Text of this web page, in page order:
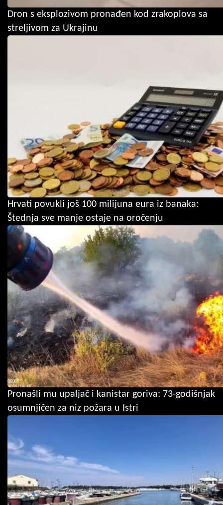
Dron s eksplozivom pronađen kod zrakoplova sa
streljivom za Ukrajinu
Hrvati povukli još 100 milijuna eura iz banaka:
Štednja sve manje ostaje na oročenju
Pronašli mu upaljač i kanistar goriva: 73-godišnjak
osumnjičen za niz požara u Istri